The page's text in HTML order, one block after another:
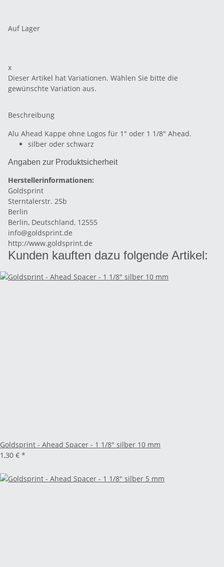
Auf Lager
x
Dieser Artikel hat Variationen. Wählen Sie bitte die
gewünschte Variation aus.
Beschreibung
Alu Ahead Kappe ohne Logos für 1" oder 1 1/8" Ahead.
silber oder schwarz
Angaben zur Produktsicherheit
Herstellerinformationen:
Goldsprint
Sterntalerstr. 25b
Berlin
Berlin, Deutschland, 12555
info@goldsprint.de
http://www.goldsprint.de
Kunden kauften dazu folgende Artikel:
Goldsprint - Ahead Spacer - 1 1/8" silber 10 mm
1,30 € *